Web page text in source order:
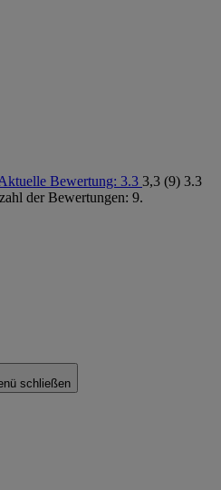
Bewertung: 3.3 3,3 (9) 3.3
der Bewertungen: 9.
schließen